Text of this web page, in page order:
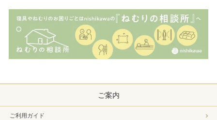
ご案内
ご利用ガイド